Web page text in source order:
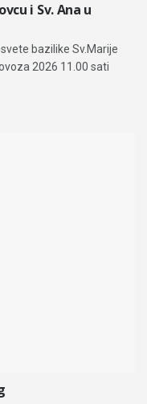
i Sv. Ana u
bazilike Sv.Marije
2026 11.00 sati